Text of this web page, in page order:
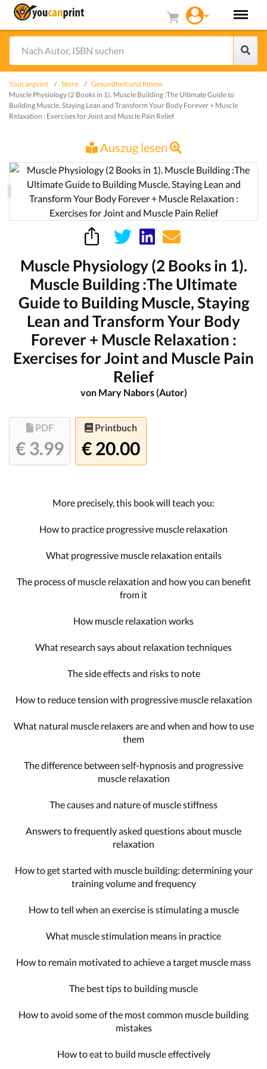
Youcanprint Store
Gesundheit und fitness
Muscle Physiology (2 Books in 1). Muscle Building :The Ultimate Guide to
Building Muscle, Staying Lean and Transform Your Body Forever + Muscle
Relaxation : Exercises for Joint and Muscle Pain Relief
Auszug lesen
Muscle Physiology (2 Books in 1).
Muscle Building :The Ultimate
Guide to Building Muscle, Staying
Lean and Transform Your Body
Forever + Muscle Relaxation :
Exercises for Joint and Muscle Pain
Relief
von Mary Nabors (Autor)
PDF
€ 3.99
Printbuch
€ 20.00
More precisely, this book will teach you:
How to practice progressive muscle relaxation
What progressive muscle relaxation entails
The process of muscle relaxation and how you can benefit
from it
How muscle relaxation works
What research says about relaxation techniques
The side effects and risks to note
How to reduce tension with progressive muscle relaxation
What natural muscle relaxers are and when and how to use
them
The difference between self-hypnosis and progressive
muscle relaxation
The causes and nature of muscle stiffness
Answers to frequently asked questions about muscle
relaxation
How to get started with muscle building: determining your
training volume and frequency
How to tell when an exercise is stimulating a muscle
What muscle stimulation means in practice
How to remain motivated to achieve a target muscle mass
The best tips to building muscle
How to avoid some of the most common muscle building
mistakes
How to eat to build muscle effectively